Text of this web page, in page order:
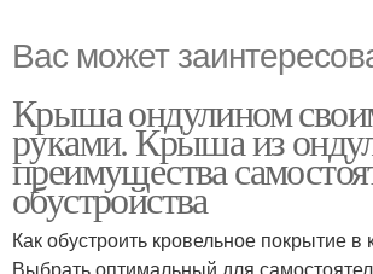
Вас может
Крыша ондулином
руками. Крыша из
преимущества
обустройства
Как обустроить кровельное покрытие в